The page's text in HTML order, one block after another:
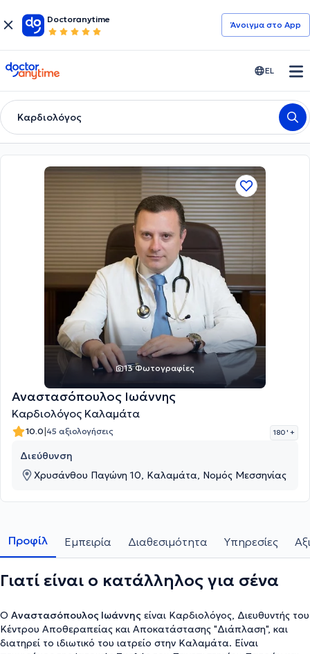
Doctoranytime
Άνοιγμα στο App
doctoranytime EL
Καρδιολόγος
13 Φωτογραφίες
Αναστασόπουλος Ιωάννης
Καρδιολόγος Καλαμάτα
10.0|45 αξιολογήσεις 180 ' +
Διεύθυνση
Χρυσάνθου Παγώνη 10, Καλαμάτα, Νομός Μεσσηνίας
Προφίλ Εμπειρία Διαθεσιμότητα Υπηρεσίες
Γιατί είναι ο κατάλληλος για σένα
Ο Αναστασόπουλος Ιωάννης είναι Καρδιολόγος, Διευθυντής του
Κέντρου Αποθεραπείας και Αποκατάστασης "Διάπλαση", και
διατηρεί το ιδιωτικό του ιατρείο στην Καλαμάτα. Είναι